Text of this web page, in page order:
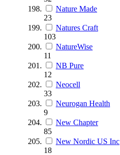
Nature Made
23
Natures Craft
103
NatureWise
11
NB Pure
12
Neocell
33
Neurogan Health
9
New Chapter
85
New Nordic US Inc
18